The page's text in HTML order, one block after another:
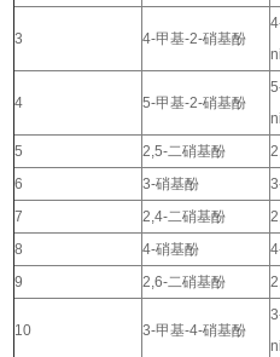
3 4-甲基-2-硝基酚
4 5-甲基-2-硝基酚
5 2,5-二硝基酚
6
3-硝基酚
7
2,4-二硝基酚
8
4-硝基酚
9
2,6-二硝基酚
10 3-甲基-4-硝基酚